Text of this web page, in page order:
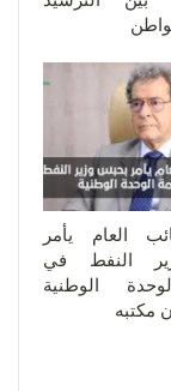
العام يأمر
النفط في
الوطنية
مكتبه